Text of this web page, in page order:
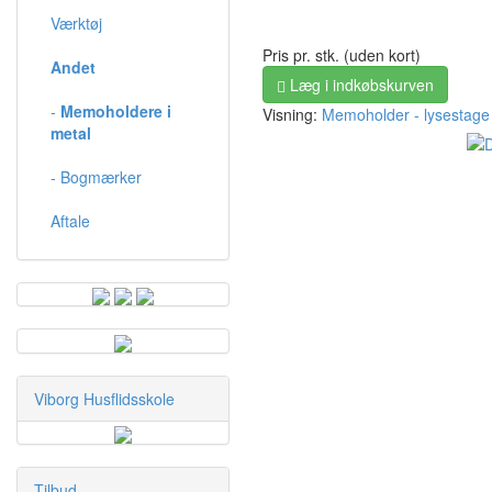
Pris pr. stk. (uden kort)
Læg i indkøbskurven
Visning: Memoholder - lysestage
Værktøj
Andet
- Memoholdere i
metal
- Bogmærker
Aftale
Viborg Husflidsskole